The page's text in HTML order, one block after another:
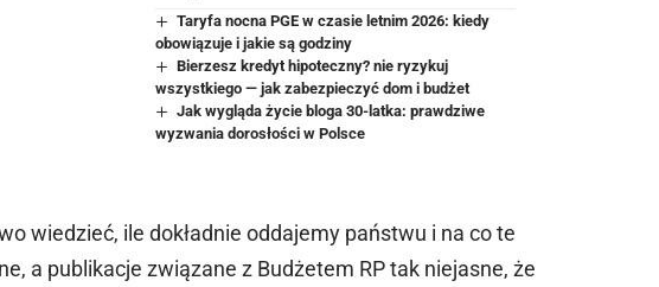
Taryfa nocna PGE w czasie letnim 2026: kiedy
obowiązuje i jakie są godziny
Bierzesz kredyt hipoteczny? nie ryzykuj
wszystkiego — jak zabezpieczyć dom i budżet
Jak wygląda życie bloga 30-latka: prawdziwe
wyzwania dorosłości w Polsce
wiedzieć, ile dokładnie oddajemy państwu i na co te
a publikacje związane z Budżetem RP tak niejasne, że